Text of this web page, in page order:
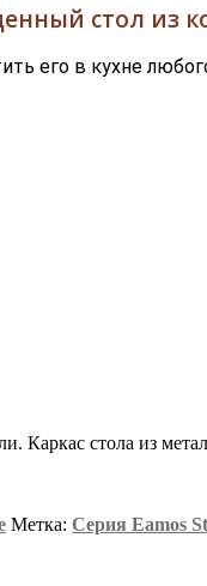
стол из
его в кухне
стола из
Метка: Серия Eamos